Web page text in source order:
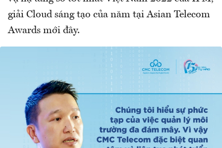
giải Cloud sáng tạo của năm tại Asian Telecom
Awards mới đây.